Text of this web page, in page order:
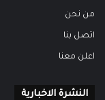
من نحن
اتصل بنا
اعلن معنا
النشرة الاخبارية